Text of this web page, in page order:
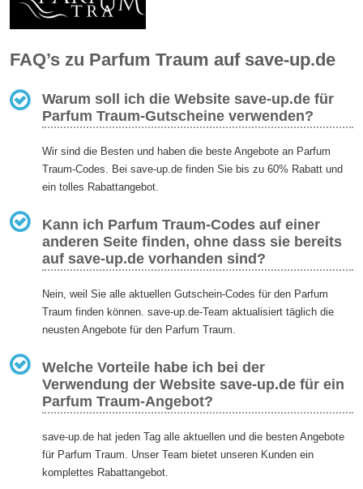
FAQ’s zu Parfum Traum auf save-up.de
Warum soll ich die Website save-up.de für
Parfum Traum-Gutscheine verwenden?
Wir sind die Besten und haben die beste Angebote an Parfum
Traum-Codes. Bei save-up.de finden Sie bis zu 60% Rabatt und
ein tolles Rabattangebot.
Kann ich Parfum Traum-Codes auf einer
anderen Seite finden, ohne dass sie bereits
auf save-up.de vorhanden sind?
Nein, weil Sie alle aktuellen Gutschein-Codes für den Parfum
Traum finden können. save-up.de-Team aktualisiert täglich die
neusten Angebote für den Parfum Traum.
Welche Vorteile habe ich bei der
Verwendung der Website save-up.de für ein
Parfum Traum-Angebot?
save-up.de hat jeden Tag alle aktuellen und die besten Angebote
für Parfum Traum. Unser Team bietet unseren Kunden ein
komplettes Rabattangebot.